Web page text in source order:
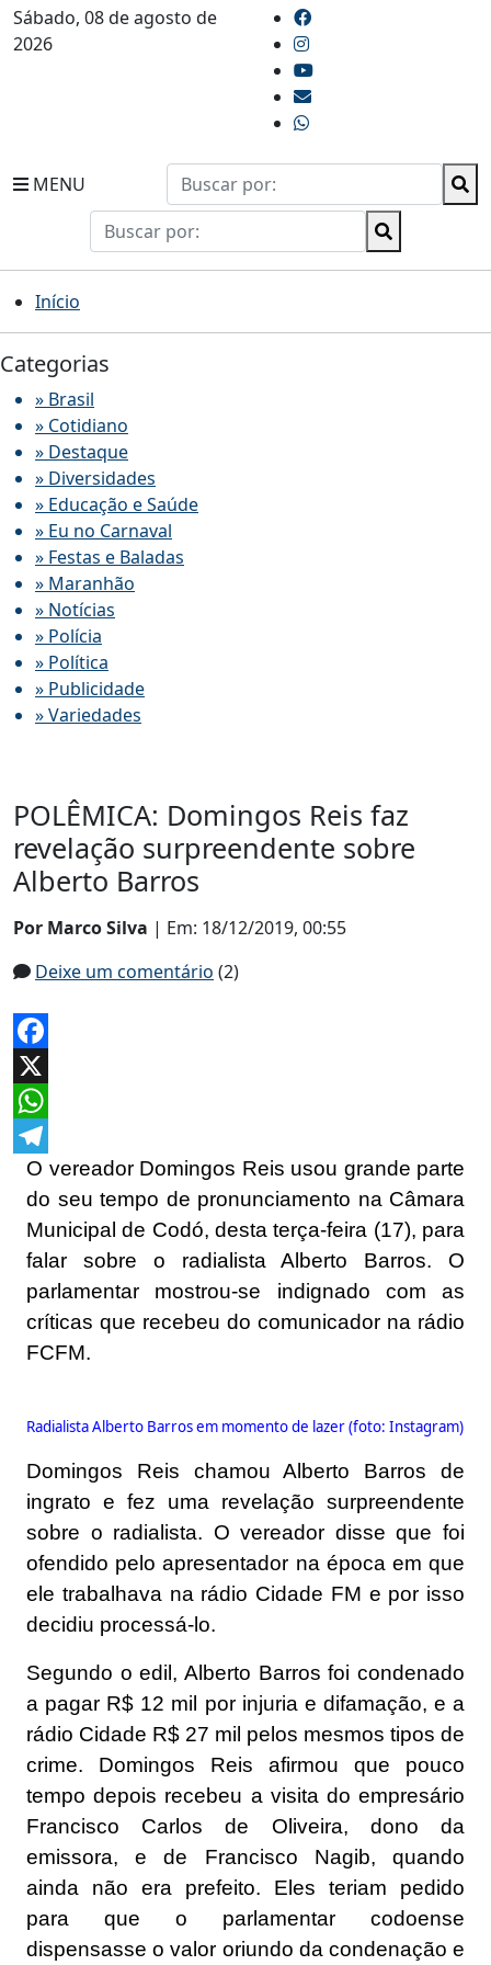
Sábado, 08 de agosto de
2026
MENU
Início
Categorias
» Brasil
» Cotidiano
» Destaque
» Diversidades
» Educação e Saúde
» Eu no Carnaval
» Festas e Baladas
» Maranhão
» Notícias
» Polícia
» Política
» Publicidade
» Variedades
POLÊMICA: Domingos Reis faz
revelação surpreendente sobre
Alberto Barros
Por Marco Silva | Em: 18/12/2019, 00:55
Deixe um comentário (2)
Facebook
X
WhatsApp
Telegram
O vereador Domingos Reis usou grande parte
do seu tempo de pronunciamento na Câmara
Municipal de Codó, desta terça-feira (17), para
falar sobre o radialista Alberto Barros. O
parlamentar mostrou-se indignado com as
críticas que recebeu do comunicador na rádio
FCFM.
Radialista Alberto Barros em momento de lazer (foto: Instagram)
Domingos Reis chamou Alberto Barros de
ingrato e fez uma revelação surpreendente
sobre o radialista. O vereador disse que foi
ofendido pelo apresentador na época em que
ele trabalhava na rádio Cidade FM e por isso
decidiu processá-lo.
Segundo o edil, Alberto Barros foi condenado
a pagar R$ 12 mil por injuria e difamação, e a
rádio Cidade R$ 27 mil pelos mesmos tipos de
crime. Domingos Reis afirmou que pouco
tempo depois recebeu a visita do empresário
Francisco Carlos de Oliveira, dono da
emissora, e de Francisco Nagib, quando
ainda não era prefeito. Eles teriam pedido
para que o parlamentar codoense
dispensasse o valor oriundo da condenação e